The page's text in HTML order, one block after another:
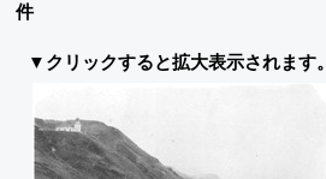
件
▼クリックすると拡大表示されます。